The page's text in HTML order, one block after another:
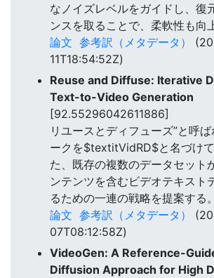
なノイズレベルをガイドし、復
ンスを取ることで、柔軟性も向
論文 参考訳（メタデータ）
11T18:54:52Z)
Reuse and Diffuse: Iterative
Text-to-Video Generation
[92.55296042611886]
リユースとディフューズ”と呼
ークを$textitVidRD$と名づけ
た、既存の複数のデータセット
ンテンツを含むビデオテキスト
るための一連の戦略を提案する。
論文 参考訳（メタデータ）
07T08:12:58Z)
VideoGen: A Reference-
Diffusion Approach for High